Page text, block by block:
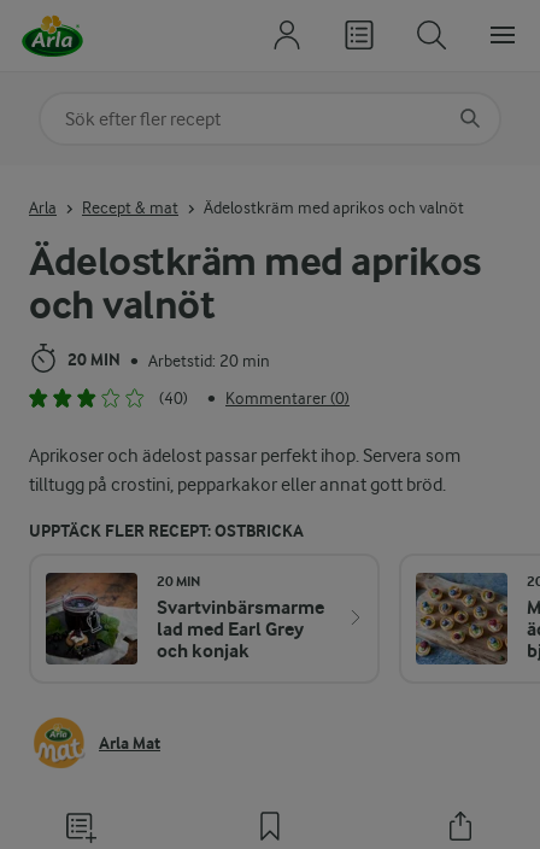
Ädelostkräm med aprikos
och valnöt
20 MIN • Arbetstid: 20 min
(40)
• Kommentarer (0)
Aprikoser och ädelost passar perfekt ihop. Servera som
tilltugg på crostini, pepparkakor eller annat gott bröd.
UPPTÄCK FLER RECEPT: OSTBRICKA
20 MIN
Svartvinbärsmarme
lad med Earl Grey
och konjak
Arla Mat
Arla Recept & mat Ädelostkräm med aprikos och valnöt
Sök på kategori eller ingrediens